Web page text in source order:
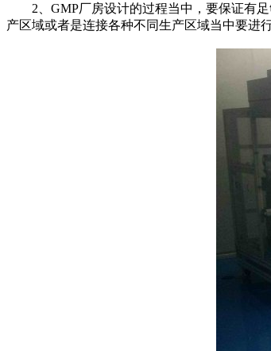
2、GMP厂房设计的过程当中，要保证有足
产区域或者是连接各种不同生产区域当中要进